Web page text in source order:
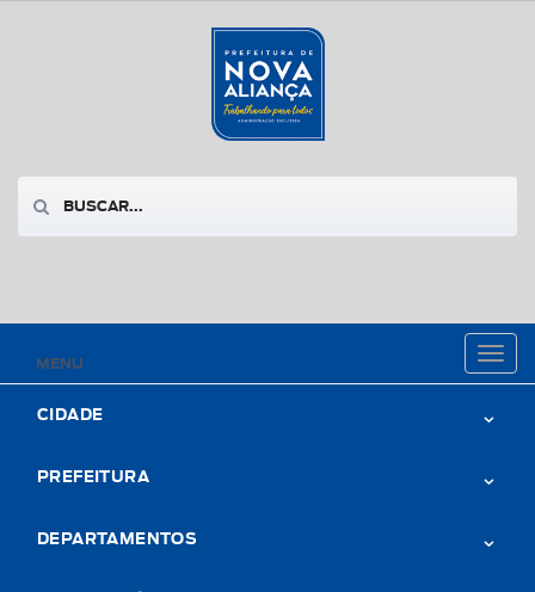
MENU
Toggle
CIDADE
PREFEITURA
DEPARTAMENTOS